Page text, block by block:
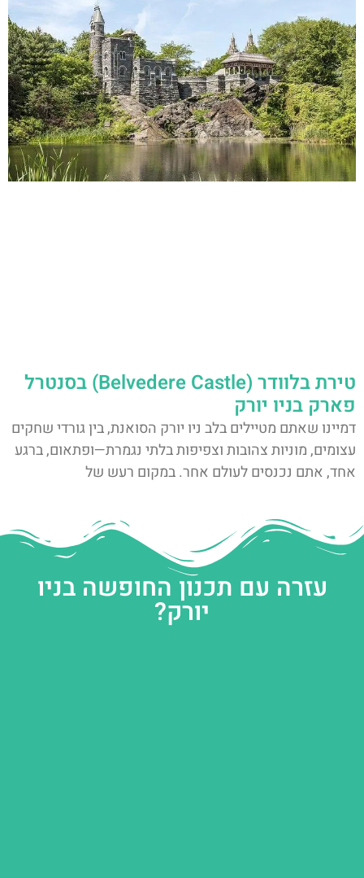
טירת בלוודר (Belvedere Castle) בסנטרל
פארק בניו יורק
דמיינו שאתם מטיילים בלב ניו יורק הסואנת, בין גורדי שחקים
עצומים, מוניות צהובות וצפיפות בלתי נגמרת—ופתאום, ברגע
אחד, אתם נכנסים לעולם אחר. במקום רעש של
עזרה עם תכנון החופשה בניו
יורק?